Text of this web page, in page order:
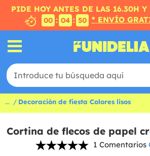
PIDE HOY ANTES DE LAS 16.30H Y
00 : 04 : 50 * ENVÍO
... Decoración de fiesta Colores lisos
Cortina de flecos de papel
1 Comentarios